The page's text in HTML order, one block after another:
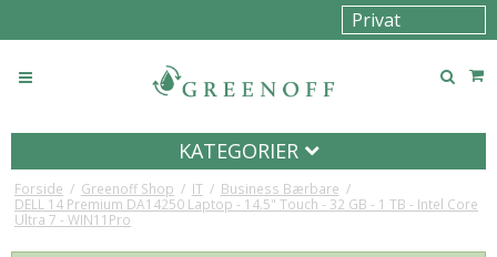
KATEGORIER
Forside / Greenoff Shop / IT / Business Bærbare /
DELL 14 Premium DA14250 Laptop - 14.5" Touch - 32 GB - 1 TB - Intel Core
Ultra 7 - WIN11Pro